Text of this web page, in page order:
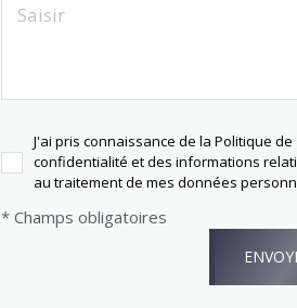
J'ai pris connaissance de la Politique de
confidentialité et des informations
au traitement de mes données
* Champs obligatoires